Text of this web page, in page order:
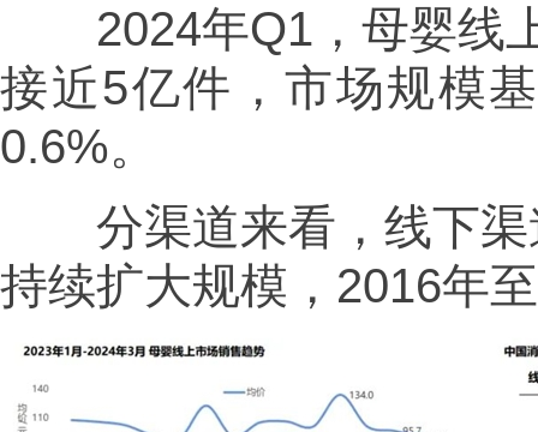
2024年Q1，母婴线上
接近5亿件，市场规模
0.6%。
分渠道来看，线下渠
持续扩大规模，2016年